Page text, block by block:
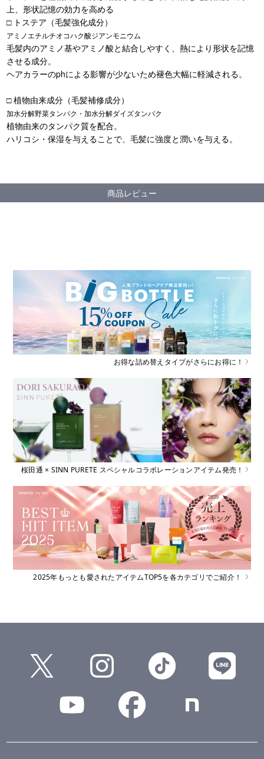
上、形状記憶の効力を高める
□ トステア（毛髪強化成分）
アミノエチルチオコハク酸ジアンモニウム
毛髪内のアミノ基やアミノ酸と結合しやすく、熱により形状を記憶
させる成分。
ヘアカラーのphによる影響が少ないため褪色大幅に軽減される。
□ 植物由来成分（毛髪補修成分）
加水分解野菜タンパク・加水分解ダイズタンパク
植物由来のタンパク質を配合。
ハリコシ・保湿を与えることで、毛髪に強度と潤いを与える。
商品レビュー
お得な詰め替えタイプがさらにお得に！
桜田通 × SINN PURETE スペシャルコラボレーションアイテム発売！
2025年もっとも愛されたアイテムTOP5を各カテゴリでご紹介！